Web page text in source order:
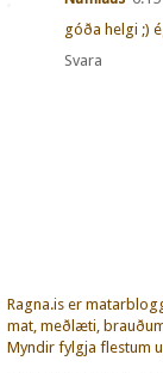
góða helgi ;)
Svara
Ragna.is er
mat, meðlæti,
Myndir fylgja flestum